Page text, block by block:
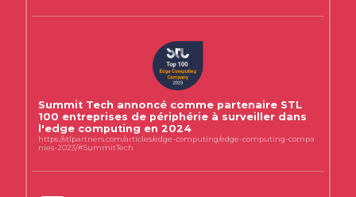
Summit Tech annoncé comme partenaire STL
100 entreprises de périphérie à surveiller dans
l'edge computing en 2024
https://stlpartners.com/articles/edge-computing/edge-computing-compa
nies-2023/#SummitTech